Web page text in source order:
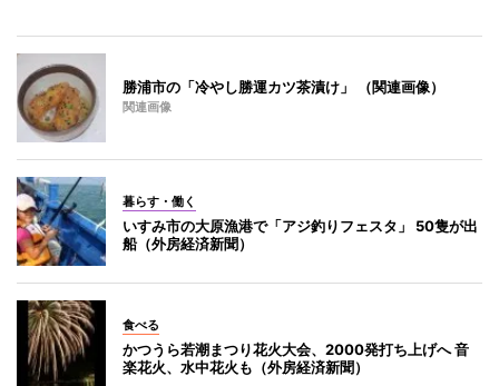
勝浦市の「冷やし勝運カツ茶漬け」 （関連画像）
関連画像
暮らす・働く
いすみ市の大原漁港で「アジ釣りフェスタ」 50隻が出
船（外房経済新聞）
食べる
かつうら若潮まつり花火大会、2000発打ち上げへ 音
楽花火、水中花火も（外房経済新聞）